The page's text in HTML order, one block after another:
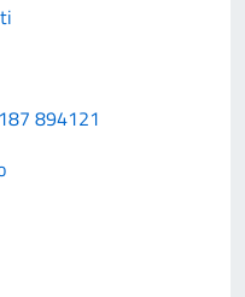
894121